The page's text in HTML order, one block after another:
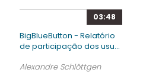
03:48
BigBlueButton - Relatório
de participação dos usu...
Alexandre Schlöttgen